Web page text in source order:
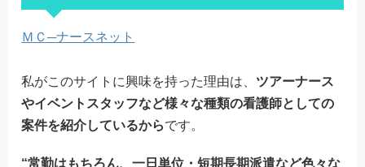
ＭＣ─ナースネット
私がこのサイトに興味を持った理由は、 ツアーナース
やイベントスタッフなど様々な種類の看護師としての
案件を紹介しているからです。
“常勤はもちろん、一日単位・短期長期派遣など色々な